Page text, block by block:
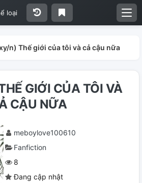
loại
n) Thế giới của tôi và cả cậu nữa
GIỚI CỦA TÔI VÀ
CẬU NỮA
meboylove100610
Fanfiction
8
Đang cập nhật